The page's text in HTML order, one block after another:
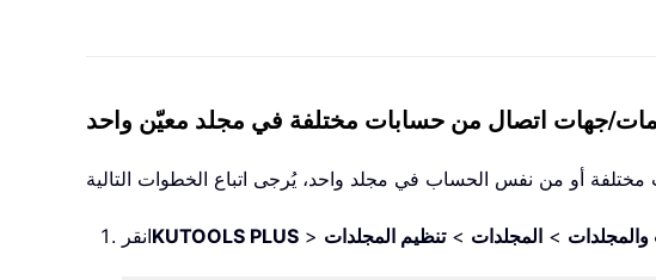
جهات اتصال من حسابات مختلفة في مجلد معيّن واحد
انقرKUTOOLS PLUS > والمجلدات > المجلدات >تنظيم المجلدات